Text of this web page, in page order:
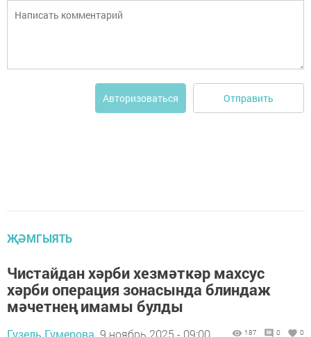
Авторизоваться Отправить
ҖӘМГЫЯТЬ
Чистайдан хәрби хезмәткәр махсус
хәрби операция зонасында блиндаж
мәчетнең имамы булды
Гузель Гумерова, 9 ноябрь 2025 - 09:00 187 0 0